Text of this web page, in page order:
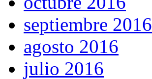
septiembre 2016
agosto 2016
julio 2016